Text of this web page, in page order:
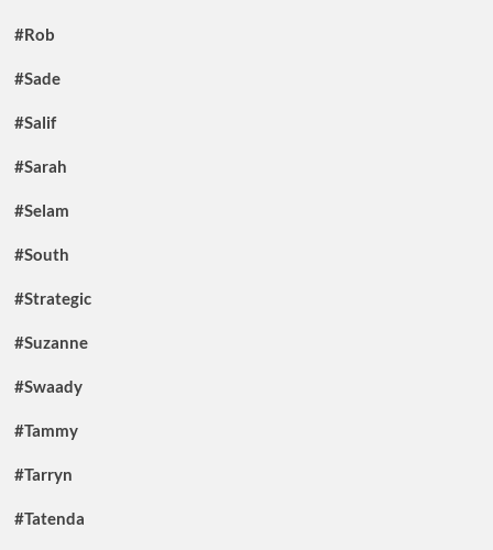
#Rob
#Sade
#Salif
#Sarah
#Selam
#South
#Strategic
#Suzanne
#Swaady
#Tammy
#Tarryn
#Tatenda